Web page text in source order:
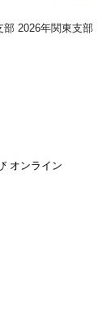
部 2026年関東支部
オンライン